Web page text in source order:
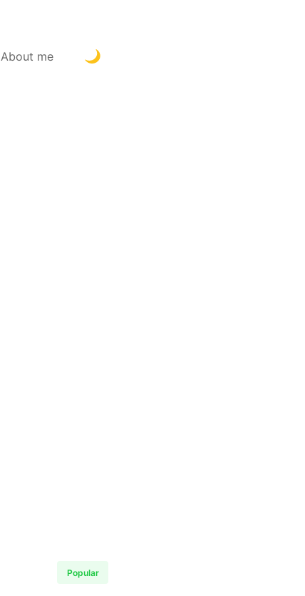
About me
Popular